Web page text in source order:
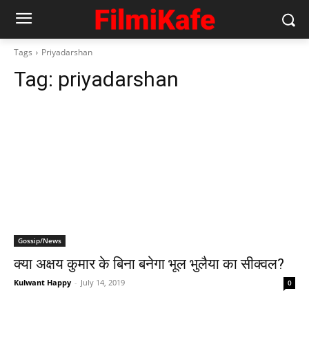
Tags Priyadarshan
Tag: priyadarshan
Gossip/News
क्‍या अक्षय कुमार के बिना बनेगा भूल भुलैया का सीक्‍वल?
Kulwant Happy - July 14, 2019 0